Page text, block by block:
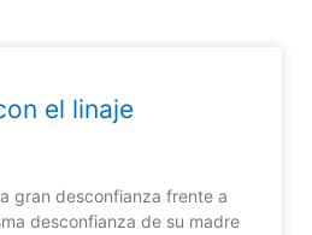
el linaje
gran desconfianza frente a
desconfianza de su madre